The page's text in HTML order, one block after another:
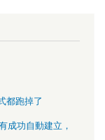
都跑掉了
成功自動建立，